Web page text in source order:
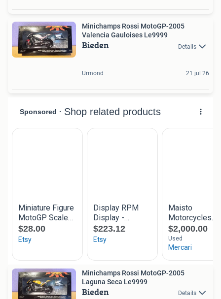
Minichamps Rossi MotoGP-2005
Valencia Gauloises Le9999
Bieden Details
Urmond 21 jul 26
Minichamps Rossi MotoGP-2005
Laguna Seca Le9999
Bieden Details